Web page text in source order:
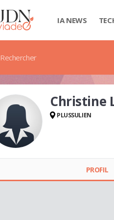
IA NEWS
Rechercher
Christine
PLUSSULIEN
PROFIL